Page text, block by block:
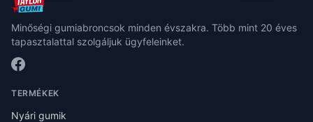
Minőségi gumiabroncsok minden évszakra. Több mint 20 éves
tapasztalattal szolgáljuk ügyfeleinket.
TERMÉKEK
Nyári gumik